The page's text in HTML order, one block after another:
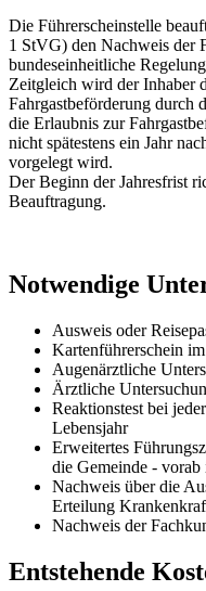
Die Führerscheinstelle
1 StVG) den Nachweis der
bundeseinheitliche
Zeitgleich wird der Inhaber
Fahrgastbeförderung durch
die Erlaubnis zur
nicht spätestens ein Jahr
vorgelegt wird.
Der Beginn der Jahresfrist
Beauftragung.
Notwendige
Ausweis oder
Kartenführerschein
Augenärztliche
Ärztliche
Reaktionstest bei
Lebensjahr
Erweitertes
die Gemeinde - vorab
Nachweis über die
Erteilung
Nachweis der
Entstehende